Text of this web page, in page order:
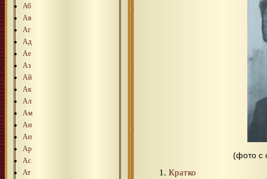
Аб
Ав
Аг
Ад
Ае
Аз
Ай
Ак
Ал
Ам
Ан
Ап
Ар
Ас
Ат
(фото с
Кратко